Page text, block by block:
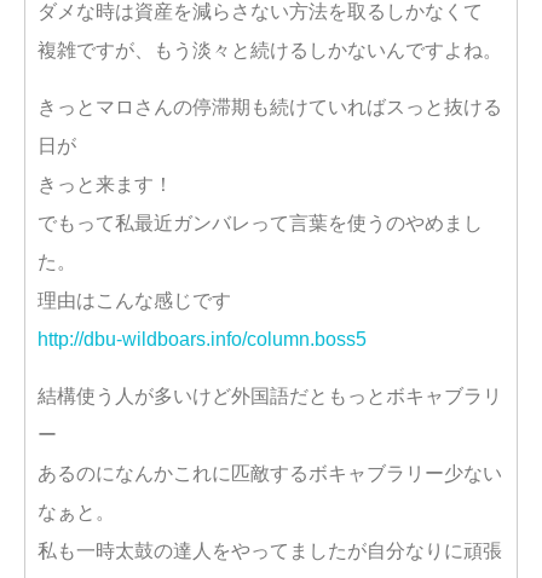
ダメな時は資産を減らさない方法を取るしかなくて
複雑ですが、もう淡々と続けるしかないんですよね。
きっとマロさんの停滞期も続けていればスっと抜ける
日が
きっと来ます！
でもって私最近ガンバレって言葉を使うのやめまし
た。
理由はこんな感じです
http://dbu-wildboars.info/column.boss5
結構使う人が多いけど外国語だともっとボキャブラリ
ー
あるのになんかこれに匹敵するボキャブラリー少ない
なぁと。
私も一時太鼓の達人をやってましたが自分なりに頑張